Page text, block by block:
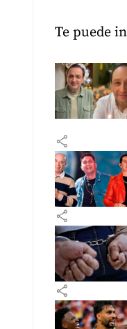
Te puede
share
share
share